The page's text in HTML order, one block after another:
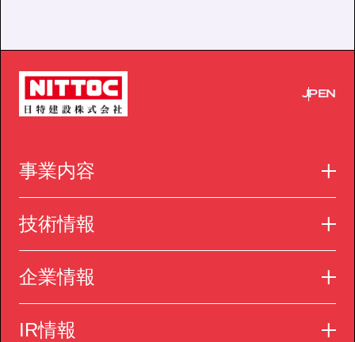
JPEN
事業内容
技術情報
企業情報
IR情報